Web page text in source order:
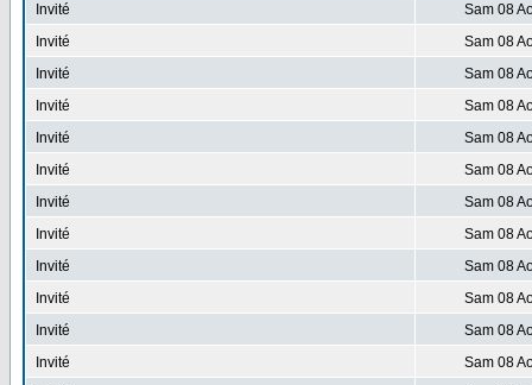
Invité
Sam 08
Invité
Sam 08
Invité
Sam 08
Invité
Sam 08
Invité
Sam 08
Invité
Sam 08
Invité
Sam 08
Invité
Sam 08
Invité
Sam 08
Invité
Sam 08
Invité
Sam 08
Invité
Sam 08